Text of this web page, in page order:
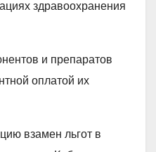
здравоохранения
и препаратов
оплатой их
взамен льгот в